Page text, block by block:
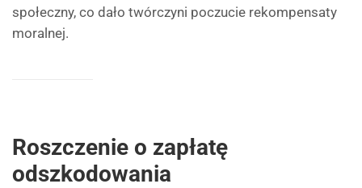
społeczny, co dało twórczyni poczucie rekompensaty
moralnej.
Roszczenie o zapłatę
odszkodowania